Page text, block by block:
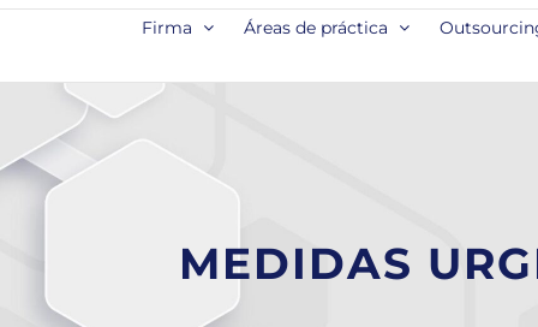
Firma Áreas de práctica
MEDIDAS